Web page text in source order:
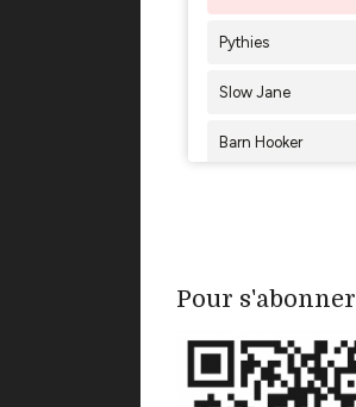
Pour s'abonner